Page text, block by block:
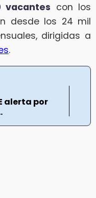
vacantes con los
desde los 24 mil
dirigidas a
.
alerta por